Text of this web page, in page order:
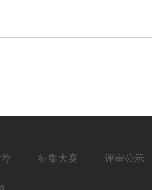
征集大赛 评审公示